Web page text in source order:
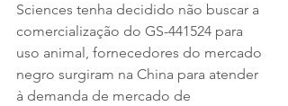
Sciences tenha decidido não buscar a
comercialização do GS-441524 para
uso animal, fornecedores do mercado
negro surgiram na China para atender
à demanda de mercado de